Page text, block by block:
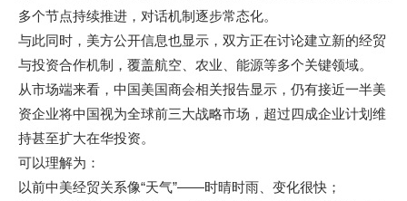
多个节点持续推进，对话机制逐步常态化。
与此同时，美方公开信息也显示，双方正在讨论建立新的经贸
与投资合作机制，覆盖航空、农业、能源等多个关键领域。
从市场端来看，中国美国商会相关报告显示，仍有接近一半美
资企业将中国视为全球前三大战略市场，超过四成企业计划维
持甚至扩大在华投资。
可以理解为：
以前中美经贸关系像“天气”——时晴时雨、变化很快；